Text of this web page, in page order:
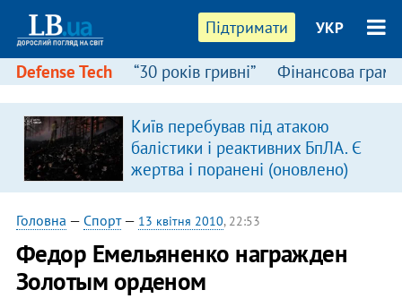
Підтримати УКР
Defense Tech “30 років гривні” Фінансова
Київ перебував під атакою
балістики і реактивних БпЛА. Є
жертва і поранені (оновлено)
Головна — Спорт— 13 квітня 2010, 22:53
Федор Емельяненко награжден
Золотым орденом